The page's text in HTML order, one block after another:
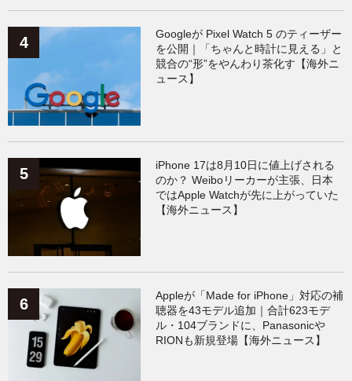
Googleが Pixel Watch 5 のティーザー
を公開｜「ちゃんと時計に見える」と
競合の“形”をやんわり茶化す【海外ニ
ュース】
iPhone 17は8月10日に値上げされる
のか？ Weiboリーカーが主張、日本
ではApple Watchが先に上がっていた
【海外ニュース】
Appleが「Made for iPhone」対応の補
聴器を43モデル追加｜合計623モデ
ル・104ブランドに、Panasonicや
RIONも新規登場【海外ニュース】